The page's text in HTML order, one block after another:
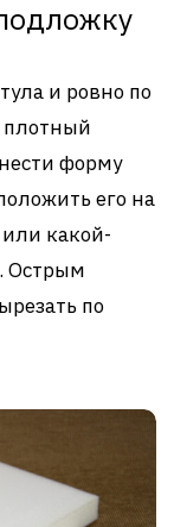
и ровно по
плотный
форму
его на
какой-
Острым
по